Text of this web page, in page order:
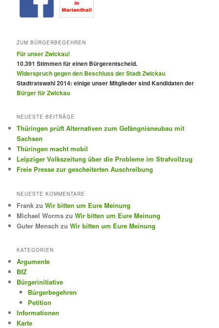
ZUM BÜRGERBEGEHREN
Für unser Zwickau!
10.391 Stimmen für einen Bürgerentscheid.
Widerspruch gegen den Beschluss der Stadt Zwickau
Stadtratswahl 2014: einige unser MItglieder sind Kandidaten der
Bürger für Zwickau
NEUESTE BEITRÄGE
Thüringen prüft Alternativen zum Gefängnisneubau mit
Sachsen
Thüringen macht mobil
Leipziger Volkszeitung über die Probleme im Strafvollzug
Freie Presse zur gescheiterten Auschreibung
NEUESTE KOMMENTARE
Frank zuWir bitten um Eure Meinung
Michael Worms zuWir bitten um Eure Meinung
Guter Mensch zuWir bitten um Eure Meinung
KATEGORIEN
Argumente
BfZ
Bürgerinitiative
Bürgerbegehren
Petition
Informationen
Karte